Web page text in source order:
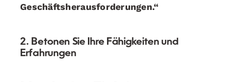
Geschäftsherausforderungen.“
2. Betonen Sie Ihre Fähigkeiten und
Erfahrungen